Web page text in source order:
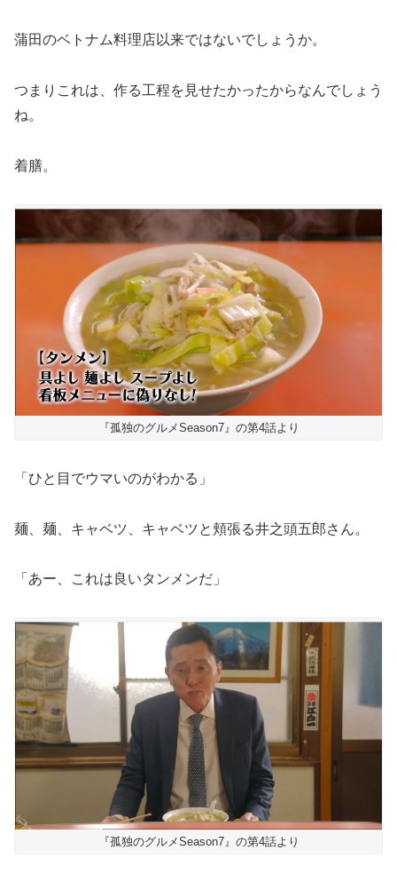
蒲田のベトナム料理店以来ではないでしょうか。
つまりこれは、作る工程を見せたかったからなんでしょう
ね。
着膳。
『孤独のグルメSeason7』の第4話より
「ひと目でウマいのがわかる」
麺、麺、キャベツ、キャベツと頬張る井之頭五郎さん。
「あー、これは良いタンメンだ」
『孤独のグルメSeason7』の第4話より